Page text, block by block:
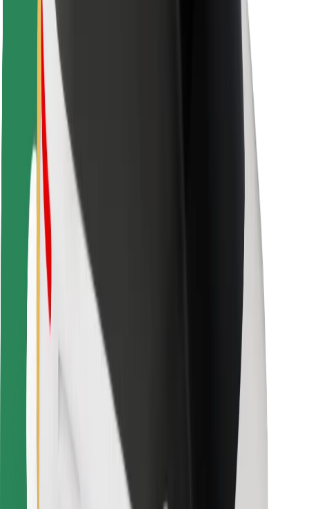
Sikkerhet for sparkesykler
Sikkerhetslab
Byer
Steder
Byløsninger
Flyplasser
Bolt-ladestasjoner
Brukerstøtte
For passasjerer
For sjåfører
For leveringsbud
Bolt Food
For flåteeiere
For restauranter
Bolt for Business
Vilkår og betingelser